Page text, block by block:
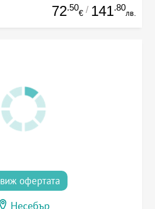
72.50
€ / 141.80
лв.
виж офертата
Несебър